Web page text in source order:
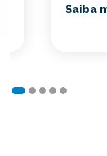
Saiba